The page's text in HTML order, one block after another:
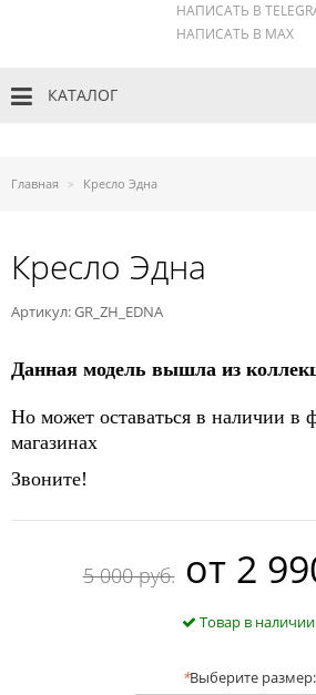
НАПИСАТЬ В
НАПИСАТЬ В MAX
КАТАЛОГ
Главная Кресло Эдна
Кресло Эдна
Артикул: GR_ZH_EDNA
Данная модель вышла из
Но может оставаться в наличии в
магазинах
Звоните!
5 000 руб. oт2
Товар в наличии
*Выберите размер: